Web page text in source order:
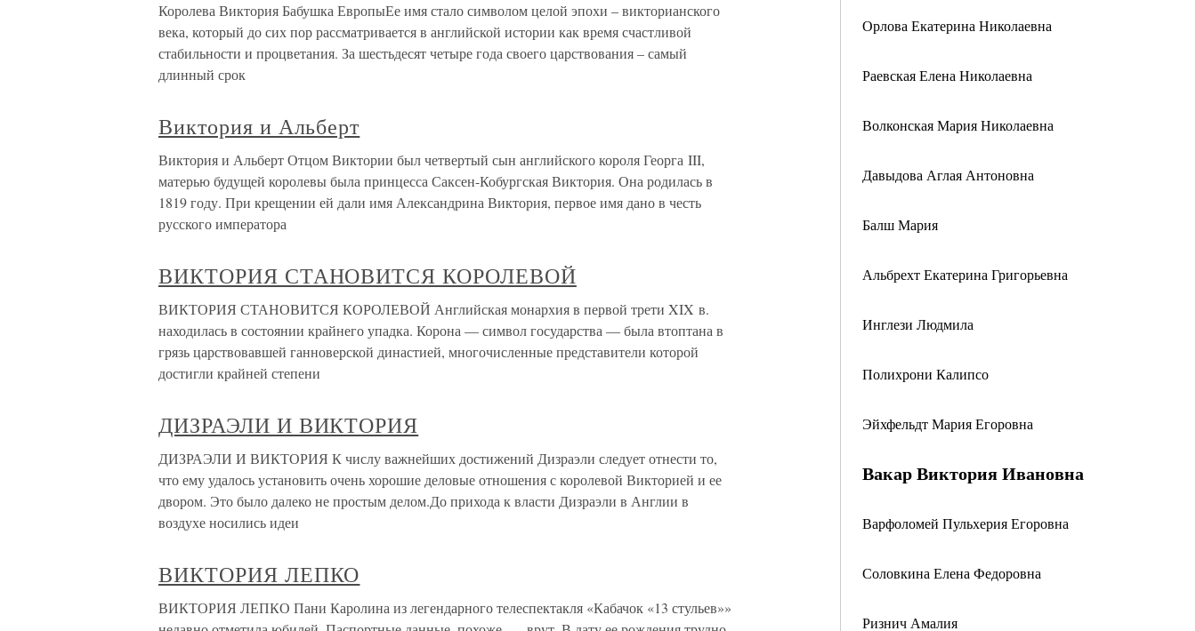
Орлова Екатерина Николаевна
Раевская Елена Николаевна
Волконская Мария Николаевна
Давыдова Аглая Антоновна
Балш Мария
Альбрехт Екатерина Григорьевна
Инглези Людмила
Полихрони Калипсо
Эйхфельдт Мария Егоровна
Вакар Виктория Ивановна
Варфоломей Пульхерия Егоровна
Соловкина Елена Федоровна
Ризнич Амалия
Королева Виктория Бабушка ЕвропыЕе имя стало символом целой эпохи – викторианского
века, который до сих пор рассматривается в английской истории как время счастливой
стабильности и процветания. За шестьдесят четыре года своего царствования – самый
длинный срок
Виктория и Альберт
Виктория и Альберт Отцом Виктории был четвертый сын английского короля Георга III,
матерью будущей королевы была принцесса Саксен-Кобургская Виктория. Она родилась в
1819 году. При крещении ей дали имя Александрина Виктория, первое имя дано в честь
русского императора
ВИКТОРИЯ СТАНОВИТСЯ КОРОЛЕВОЙ
ВИКТОРИЯ СТАНОВИТСЯ КОРОЛЕВОЙ Английская монархия в первой трети XIX в.
находилась в состоянии крайнего упадка. Корона — символ государства — была втоптана в
грязь царствовавшей ганноверской династией, многочисленные представители которой
достигли крайней степени
ДИЗРАЭЛИ И ВИКТОРИЯ
ДИЗРАЭЛИ И ВИКТОРИЯ К числу важнейших достижений Дизраэли следует отнести то,
что ему удалось установить очень хорошие деловые отношения с королевой Викторией и ее
двором. Это было далеко не простым делом.До прихода к власти Дизраэли в Англии в
воздухе носились идеи
ВИКТОРИЯ ЛЕПКО
ВИКТОРИЯ ЛЕПКО Пани Каролина из легендарного телеспектакля «Кабачок «13 стульев»»